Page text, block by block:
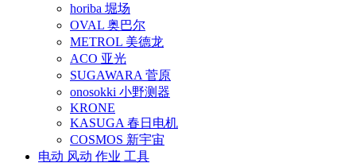
horiba 堀场
OVAL 奥巴尔
METROL 美德龙
ACO 亚光
SUGAWARA 菅原
onosokki 小野测器
KRONE
KASUGA 春日电机
COSMOS 新宇宙
电动 风动 作业 工具